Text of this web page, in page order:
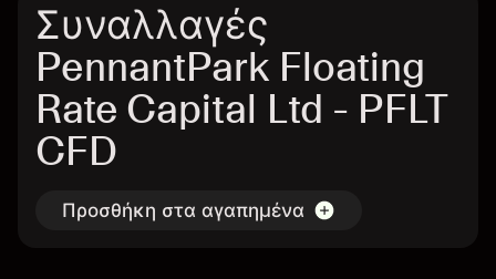
Συναλλαγές
PennantPark Floating
Rate Capital Ltd - PFLT
CFD
Προσθήκη στα αγαπημένα